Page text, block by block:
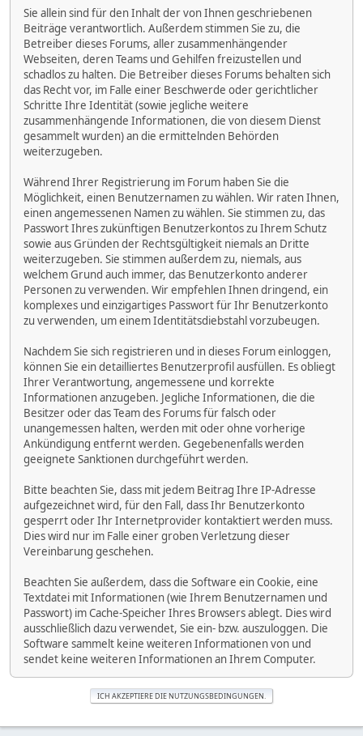
Sie allein sind für den Inhalt der von Ihnen geschriebenen
Beiträge verantwortlich. Außerdem stimmen Sie zu, die
Betreiber dieses Forums, aller zusammenhängender
Webseiten, deren Teams und Gehilfen freizustellen und
schadlos zu halten. Die Betreiber dieses Forums behalten sich
das Recht vor, im Falle einer Beschwerde oder gerichtlicher
Schritte Ihre Identität (sowie jegliche weitere
zusammenhängende Informationen, die von diesem Dienst
gesammelt wurden) an die ermittelnden Behörden
weiterzugeben.
Während Ihrer Registrierung im Forum haben Sie die
Möglichkeit, einen Benutzernamen zu wählen. Wir raten Ihnen,
einen angemessenen Namen zu wählen. Sie stimmen zu, das
Passwort Ihres zukünftigen Benutzerkontos zu Ihrem Schutz
sowie aus Gründen der Rechtsgültigkeit niemals an Dritte
weiterzugeben. Sie stimmen außerdem zu, niemals, aus
welchem Grund auch immer, das Benutzerkonto anderer
Personen zu verwenden. Wir empfehlen Ihnen dringend, ein
komplexes und einzigartiges Passwort für Ihr Benutzerkonto
zu verwenden, um einem Identitätsdiebstahl vorzubeugen.
Nachdem Sie sich registrieren und in dieses Forum einloggen,
können Sie ein detailliertes Benutzerprofil ausfüllen. Es obliegt
Ihrer Verantwortung, angemessene und korrekte
Informationen anzugeben. Jegliche Informationen, die die
Besitzer oder das Team des Forums für falsch oder
unangemessen halten, werden mit oder ohne vorherige
Ankündigung entfernt werden. Gegebenenfalls werden
geeignete Sanktionen durchgeführt werden.
Bitte beachten Sie, dass mit jedem Beitrag Ihre IP-Adresse
aufgezeichnet wird, für den Fall, dass Ihr Benutzerkonto
gesperrt oder Ihr Internetprovider kontaktiert werden muss.
Dies wird nur im Falle einer groben Verletzung dieser
Vereinbarung geschehen.
Beachten Sie außerdem, dass die Software ein Cookie, eine
Textdatei mit Informationen (wie Ihrem Benutzernamen und
Passwort) im Cache-Speicher Ihres Browsers ablegt. Dies wird
ausschließlich dazu verwendet, Sie ein- bzw. auszuloggen. Die
Software sammelt keine weiteren Informationen von und
sendet keine weiteren Informationen an Ihrem Computer.